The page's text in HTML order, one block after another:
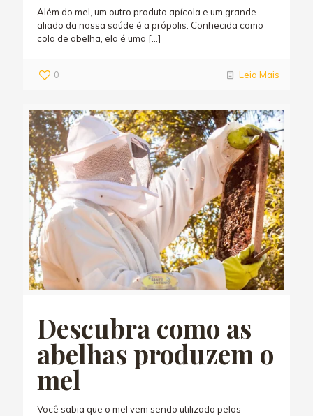
Além do mel, um outro produto apícola e um grande
aliado da nossa saúde é a própolis. Conhecida como
cola de abelha, ela é uma […]
0 Leia Mais
Descubra como as
abelhas produzem o
mel
Você sabia que o mel vem sendo utilizado pelos